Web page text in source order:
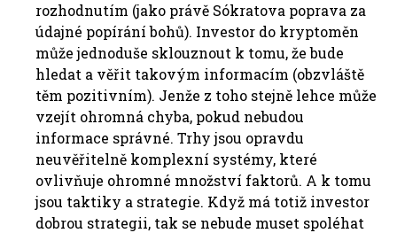
rozhodnutím (jako právě Sókratova poprava za
údajné popírání bohů). Investor do kryptoměn
může jednoduše sklouznout k tomu, že bude
hledat a věřit takovým informacím (obzvláště
těm pozitivním). Jenže z toho stejně lehce může
vzejít ohromná chyba, pokud nebudou
informace správné. Trhy jsou opravdu
neuvěřitelně komplexní systémy, které
ovlivňuje ohromné množství faktorů. A k tomu
jsou taktiky a strategie. Když má totiž investor
dobrou strategii, tak se nebude muset spoléhat